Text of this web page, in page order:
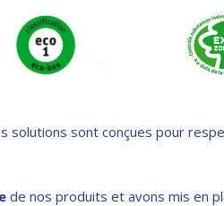
solutions sont conçues pour
de nos produits et avons mis en